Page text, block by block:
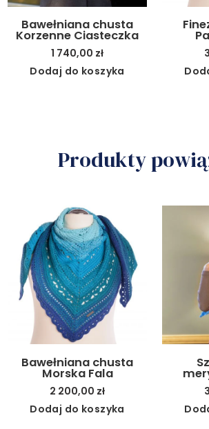
Bawełniana chusta
Korzenne Ciasteczka
1 740,00 zł
Dodaj do koszyka
Produkty
Bawełniana chusta
Morska Fala
2 200,00 zł
Dodaj do koszyka